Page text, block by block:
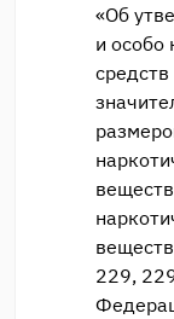
«Об
и особо
229,